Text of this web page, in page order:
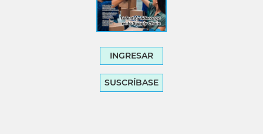
INGRESAR
SUSCRÍBASE